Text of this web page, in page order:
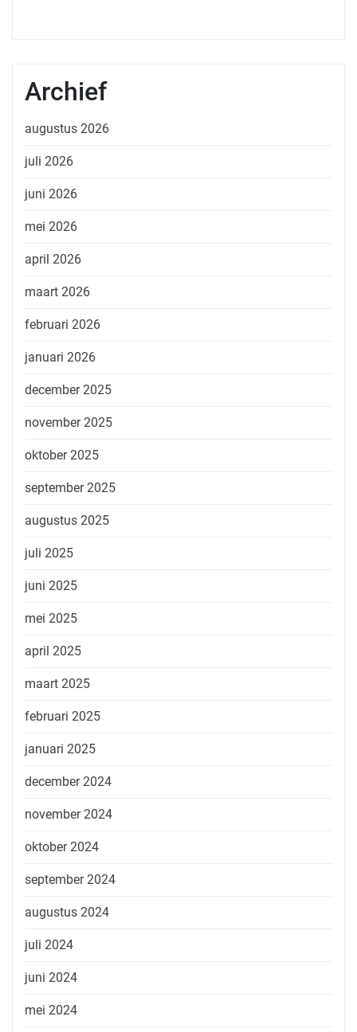
Archief
augustus 2026
juli 2026
juni 2026
mei 2026
april 2026
maart 2026
februari 2026
januari 2026
december 2025
november 2025
oktober 2025
september 2025
augustus 2025
juli 2025
juni 2025
mei 2025
april 2025
maart 2025
februari 2025
januari 2025
december 2024
november 2024
oktober 2024
september 2024
augustus 2024
juli 2024
juni 2024
mei 2024